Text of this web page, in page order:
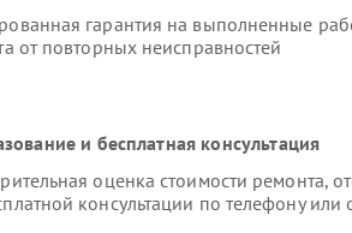
гарантия на выполненные
от повторных неисправностей
и бесплатная консультация
оценка стоимости ремонта,
консультации по телефону или